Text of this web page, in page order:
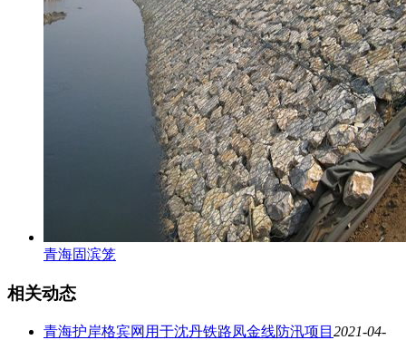
青海固滨笼
相关动态
青海护岸格宾网用于沈丹铁路凤金线防汛项目 2021-04-